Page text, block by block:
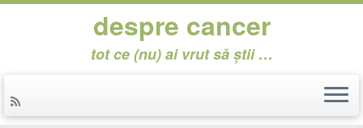
despre cancer
tot ce (nu) ai vrut să știi …